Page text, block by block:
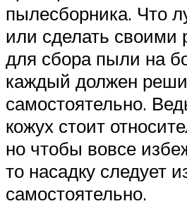
пылесборника. Что
или сделать своими
для сбора пыли на
каждый должен
самостоятельно.
кожух стоит
но чтобы вовсе
то насадку следует
самостоятельно.